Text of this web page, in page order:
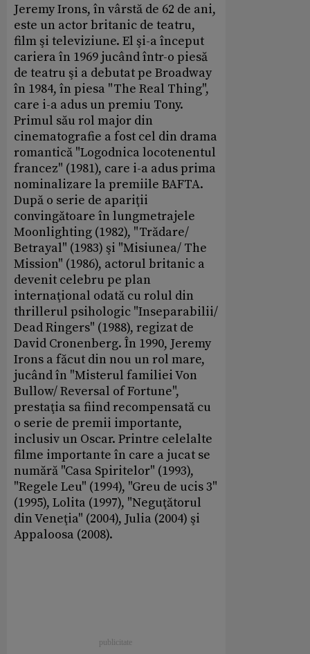
Jeremy Irons, în vârstă de 62 de ani,
este un actor britanic de teatru,
film şi televiziune. El şi-a început
cariera în 1969 jucând într-o piesă
de teatru şi a debutat pe Broadway
în 1984, în piesa "The Real Thing",
care i-a adus un premiu Tony.
Primul său rol major din
cinematografie a fost cel din drama
romantică "Logodnica locotenentul
francez" (1981), care i-a adus prima
nominalizare la premiile BAFTA.
După o serie de apariţii
convingătoare în lungmetrajele
Moonlighting (1982), "Trădare/
Betrayal" (1983) şi "Misiunea/ The
Mission" (1986), actorul britanic a
devenit celebru pe plan
internaţional odată cu rolul din
thrillerul psihologic "Inseparabilii/
Dead Ringers" (1988), regizat de
David Cronenberg. În 1990, Jeremy
Irons a făcut din nou un rol mare,
jucând în "Misterul familiei Von
Bullow/ Reversal of Fortune",
prestaţia sa fiind recompensată cu
o serie de premii importante,
inclusiv un Oscar. Printre celelalte
filme importante în care a jucat se
numără "Casa Spiritelor" (1993),
"Regele Leu" (1994), "Greu de ucis 3"
(1995), Lolita (1997), "Neguţătorul
din Veneţia" (2004), Julia (2004) şi
Appaloosa (2008).